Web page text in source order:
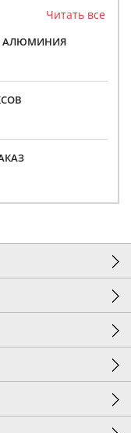
Читать все
АЛЮМИНИЯ